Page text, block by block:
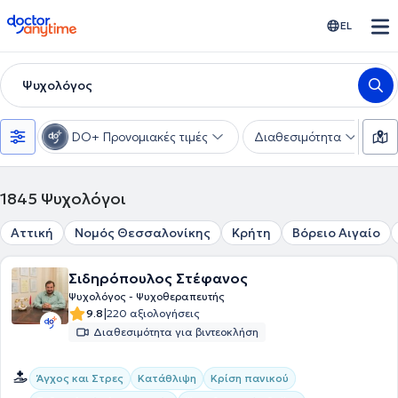
doctoranytime EL
Ψυχολόγος
DO+ Προνομιακές τιμές Διαθεσιμότητα
1845 Ψυχολόγοι
Αττική Νομός Θεσσαλονίκης Κρήτη Βόρειο Αιγαίο
Σιδηρόπουλος Στέφανος
Ψυχολόγος - Ψυχοθεραπευτής
9.8|220 αξιολογήσεις
Διαθεσιμότητα για βιντεοκλήση
Άγχος και Στρες Κατάθλιψη
Κρίση πανικού